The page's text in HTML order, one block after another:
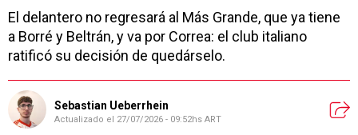
El delantero no regresará al Más Grande, que ya tiene
a Borré y Beltrán, y va por Correa: el club italiano
ratificó su decisión de quedárselo.
Sebastian Ueberrhein
Actualizado el 27/07/2026 - 09:52hs ART